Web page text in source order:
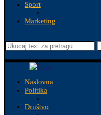
Sport
Marketing
Naslovna
Politika
Društvo